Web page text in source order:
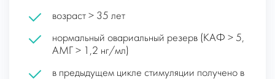
возраст > 35 лет
нормальный овариальный резерв (КАФ > 5,
АМГ > 1,2 нг/мл)
в предыдущем цикле стимуляции получено в